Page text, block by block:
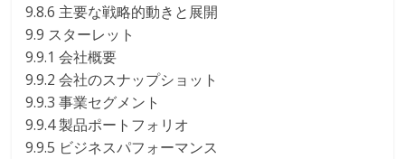
9.8.6 主要な戦略的動きと展開
9.9 スターレット
9.9.1 会社概要
9.9.2 会社のスナップショット
9.9.3 事業セグメント
9.9.4 製品ポートフォリオ
9.9.5 ビジネスパフォーマンス